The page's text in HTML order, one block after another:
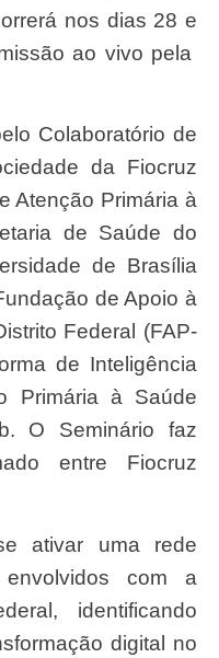
nos dias 28 e
ao vivo pela
da Fiocruz
Atenção Primária à
de Saúde do
de Brasília
de Apoio à
Federal (FAP-
de Inteligência
Primária à Saúde
O Seminário faz
entre Fiocruz
com a
identificando
digital no